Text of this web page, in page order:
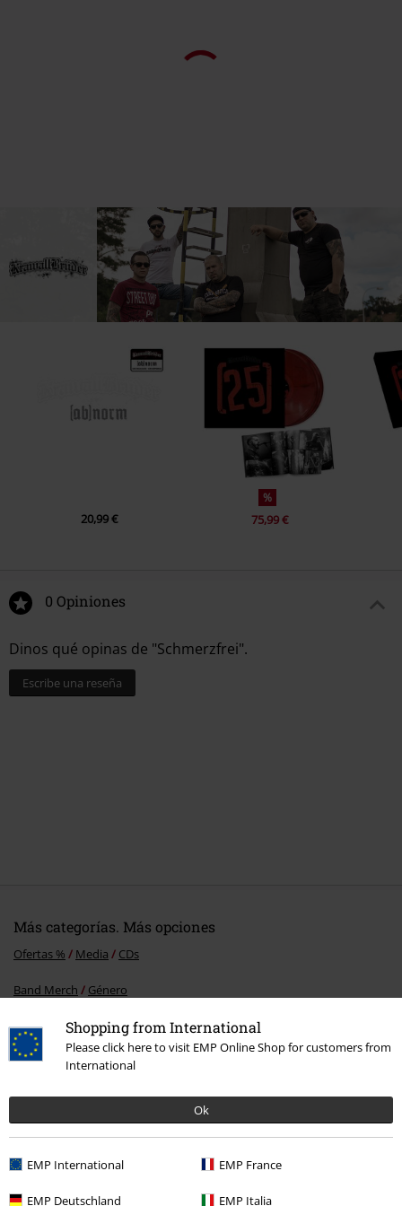
Shopping from International
Please click here to visit EMP Online Shop for customers from
International
Ok
EMP International EMP France
EMP Deutschland EMP Italia
20,99 €
%
75,99 €
0 Opiniones
Dinos qué opinas de "Schmerzfrei".
Escribe una reseña
Más categorías. Más opciones
Ofertas % Media CDs
Band Merch Género
Band Merch Top Bands KrawallBrüder
Band Merch Media CDs
15%
E-mail Newsletter
suscríbete ahora!Más